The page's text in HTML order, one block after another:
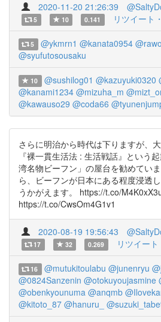
2020-11-20 21:26:39
5 10 0.141 リツイート
5 @ykmrn1 @kanata0954
@syufutosousaku
10 @sushilog01 @kazuyuki0320
@kanami1234 @mizuha_m
@kawauso29 @coda66
さらに明治から時代は下りますが、
『裸一貫生活法 : 生活戦話』という
湾名物ビーフン」の屋台を勧めてい
ら、ビーフンが日本にある程度浸透
うかがえます。 https://t.co/
https://t.co/CwsOm4G1v1
2020-08-19 19:56:43
17 32 0.269 リツイー
16 @mutukitoulabu @junenryu
@0824Sanzenin @otokuyoujasmine
@obenkyounuma @anqmb
@kitoto_87 @hanuru_